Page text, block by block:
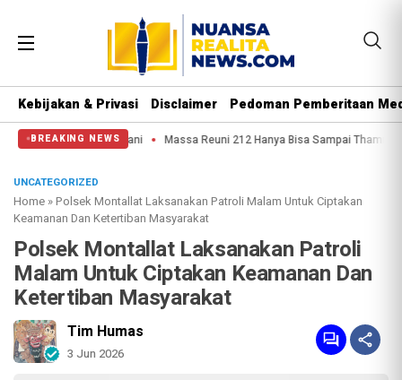
Kebijakan & Privasi Disclaimer Pedoman Pemberitaan
BREAKING NEWS
Hati Nurani Massa Reuni 212 Hanya Bisa Sampai Thamrin, Putar Balik ke
UNCATEGORIZED
Home »Polsek Montallat Laksanakan Patroli Malam Untuk Ciptakan
Keamanan Dan Ketertiban Masyarakat
Polsek Montallat Laksanakan Patroli
Malam Untuk Ciptakan Keamanan Dan
Ketertiban Masyarakat
Tim Humas
3 Jun 2026